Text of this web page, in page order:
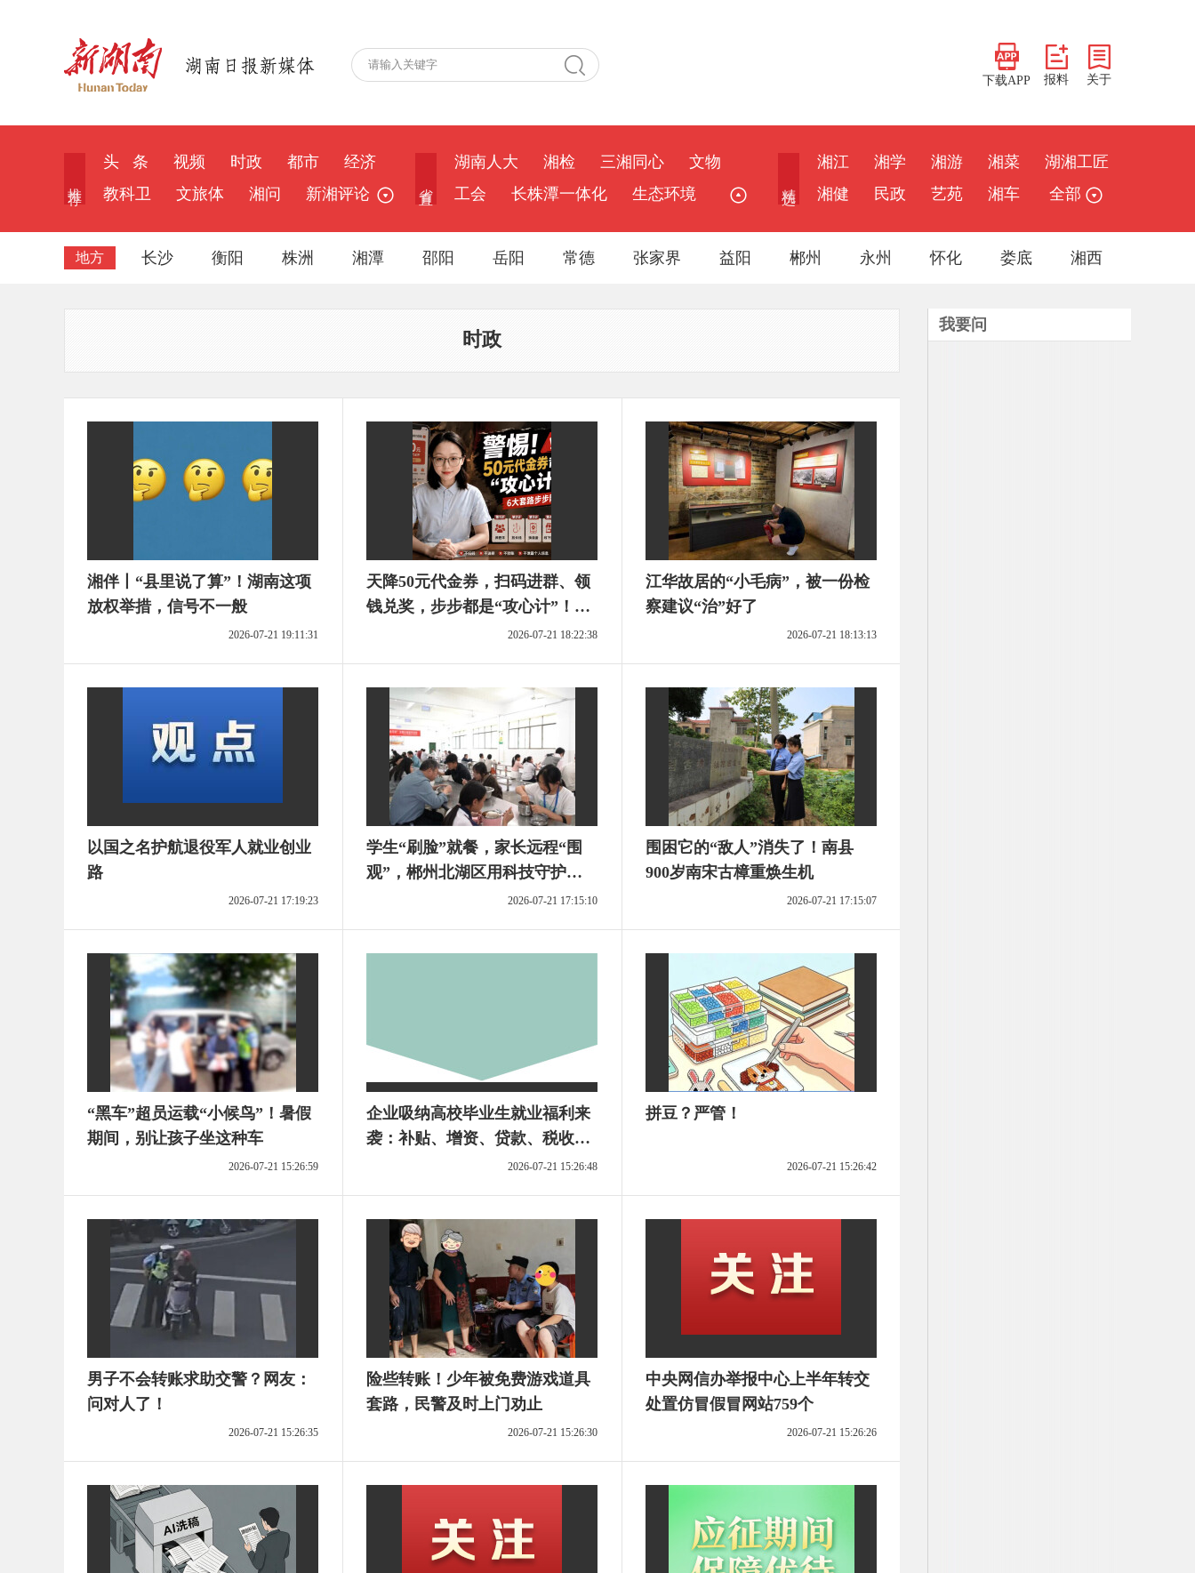
下载APP 报料 关于
头 条 视频 时政 都市
经济
教科卫
文旅体 湘问 新湘评论
湖南人大 湘检 三湘同心
文物
工会
长株潭一体化 生态环境
湘江 湘学 湘游 湘菜
湖湘工匠
湘健
民政 艺苑 湘车 全部
地方 长沙 衡阳 株洲 湘潭 邵阳 岳阳 常德 张家界 益阳 郴州 永州 怀化 娄底 湘西
时政
湘伴丨“县里说了算”！湖南这项
放权举措，信号不一般
2026-07-21 19:11:31
天降50元代金券，扫码进群、领
钱兑奖，步步都是“攻心计”！︱
生活有说“法”·金燕之谈2026-07-21 18:22:38
江华故居的“小毛病”，被一份检
察建议“治”好了
2026-07-21 18:13:13
以国之名护航退役军人就业创业
路
2026-07-21 17:19:23
学生“刷脸”就餐，家长远程“围
观”，郴州北湖区用科技守护校
2026-07-21 17:15:10
围困它的“敌人”消失了！南县
900岁南宋古樟重焕生机
2026-07-21 17:15:07
“黑车”超员运载“小候鸟”！暑假
期间，别让孩子坐这种车
2026-07-21 15:26:59
企业吸纳高校毕业生就业福利来
袭：补贴、增资、贷款、税收优
2026-07-21 15:26:48
拼豆？严管！
2026-07-21 15:26:42
男子不会转账求助交警？网友：
问对人了！
2026-07-21 15:26:35
险些转账！少年被免费游戏道具
套路，民警及时上门劝止
2026-07-21 15:26:30
中央网信办举报中心上半年转交
处置仿冒假冒网站759个
2026-07-21 15:26:26
我要问